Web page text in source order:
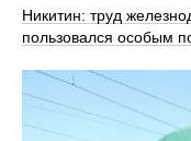
Никитин: труд
пользовался особым